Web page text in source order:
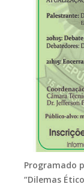
Programado
“Dilemas